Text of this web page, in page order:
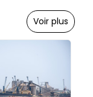
Voir plus